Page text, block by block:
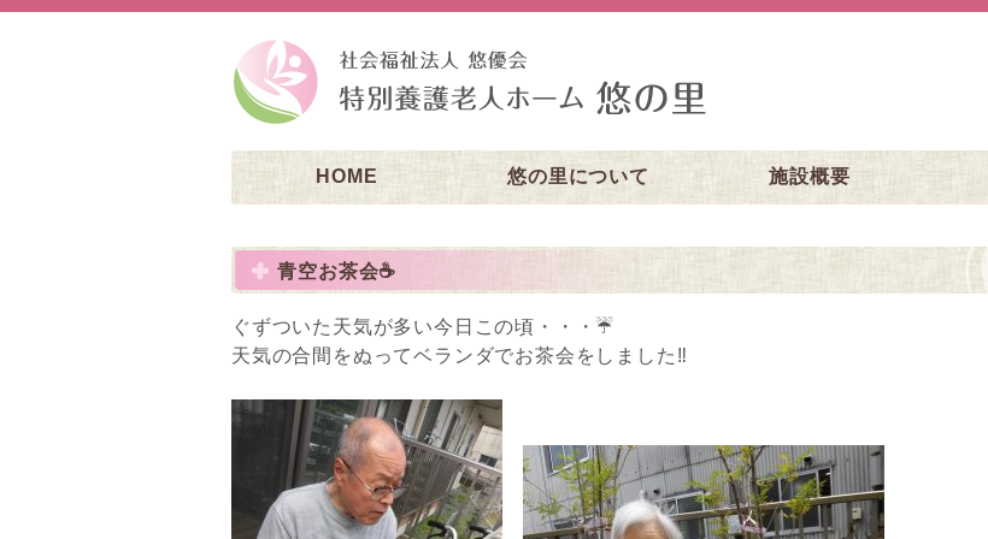
HOME 悠の里について 施設概要
青空お茶会☕
ぐずついた天気が多い今日この頃・・・☔
天気の合間をぬってベランダでお茶会をしました‼